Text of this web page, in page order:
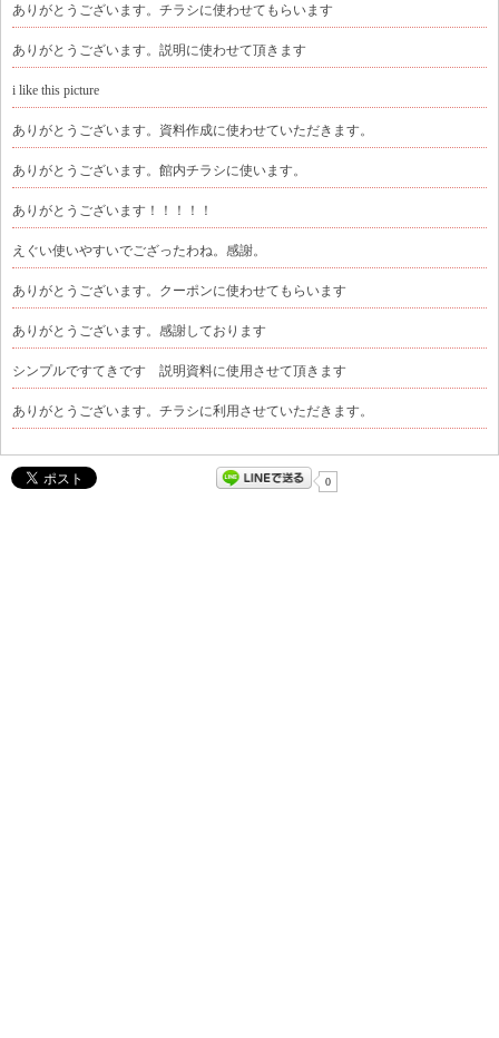
ありがとうございます。チラシに使わせてもらいます
ありがとうございます。説明に使わせて頂きます
i like this picture
ありがとうございます。資料作成に使わせていただきます。
ありがとうございます。館内チラシに使います。
ありがとうございます！！！！！
えぐい使いやすいでござったわね。感謝。
ありがとうございます。クーポンに使わせてもらいます
ありがとうございます。感謝しております
シンプルですてきです 説明資料に使用させて頂きます
ありがとうございます。チラシに利用させていただきます。
0